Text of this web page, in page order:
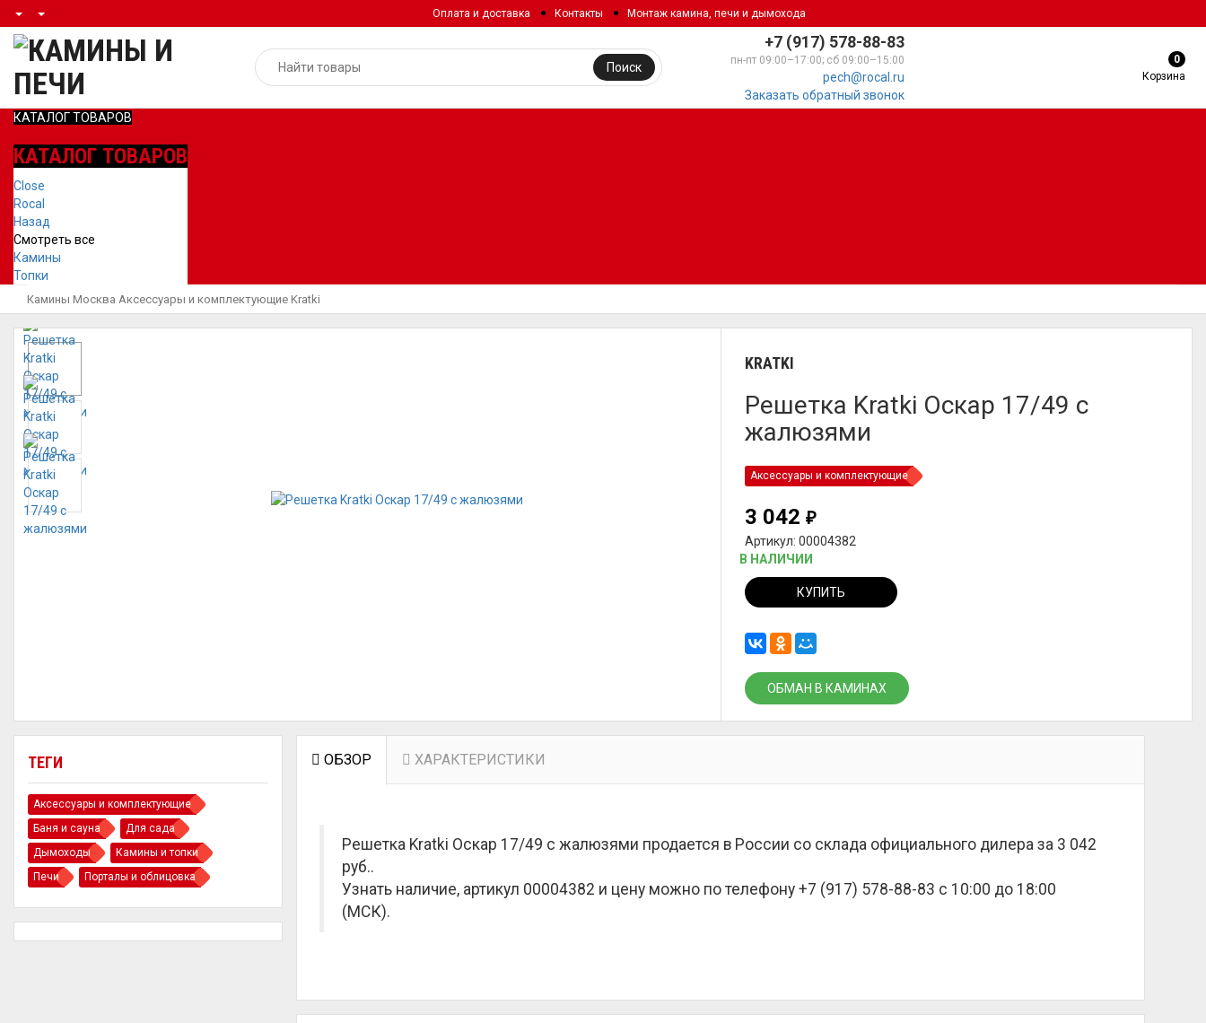
Оплата и доставка Контакты Монтаж камина, печи и дымохода
+7 (917) 578-88-83
пн-пт 09:00–17:00; сб 09:00–15:00
pech@rocal.ru
Заказать обратный звонок
Поиск
0
Корзина
КАТАЛОГ ТОВАРОВ
КАТАЛОГ ТОВАРОВ
Close
Rocal
Назад
Смотреть все
Камины
Топки
Камины Москва Аксессуары и комплектующие Kratki
KRATKI
Решетка Kratki Оскар 17/49 с
жалюзями
Аксессуары и комплектующие
3 042₽
Артикул: 00004382
В НАЛИЧИИ
КУПИТЬ
ОБМАН В КАМИНАХ
ТЕГИ
Аксессуары и комплектующие
Баня и сауна
Для сада
Дымоходы
Камины и топки
Печи
Порталы и облицовка
ОБЗОР ХАРАКТЕРИСТИКИ
Решетка Kratki Оскар 17/49 с жалюзями продается в России со склада официального дилера за 3 042
руб..
Узнать наличие, артикул 00004382 и цену можно по телефону +7 (917) 578-88-83 с 10:00 до 18:00
(МСК).